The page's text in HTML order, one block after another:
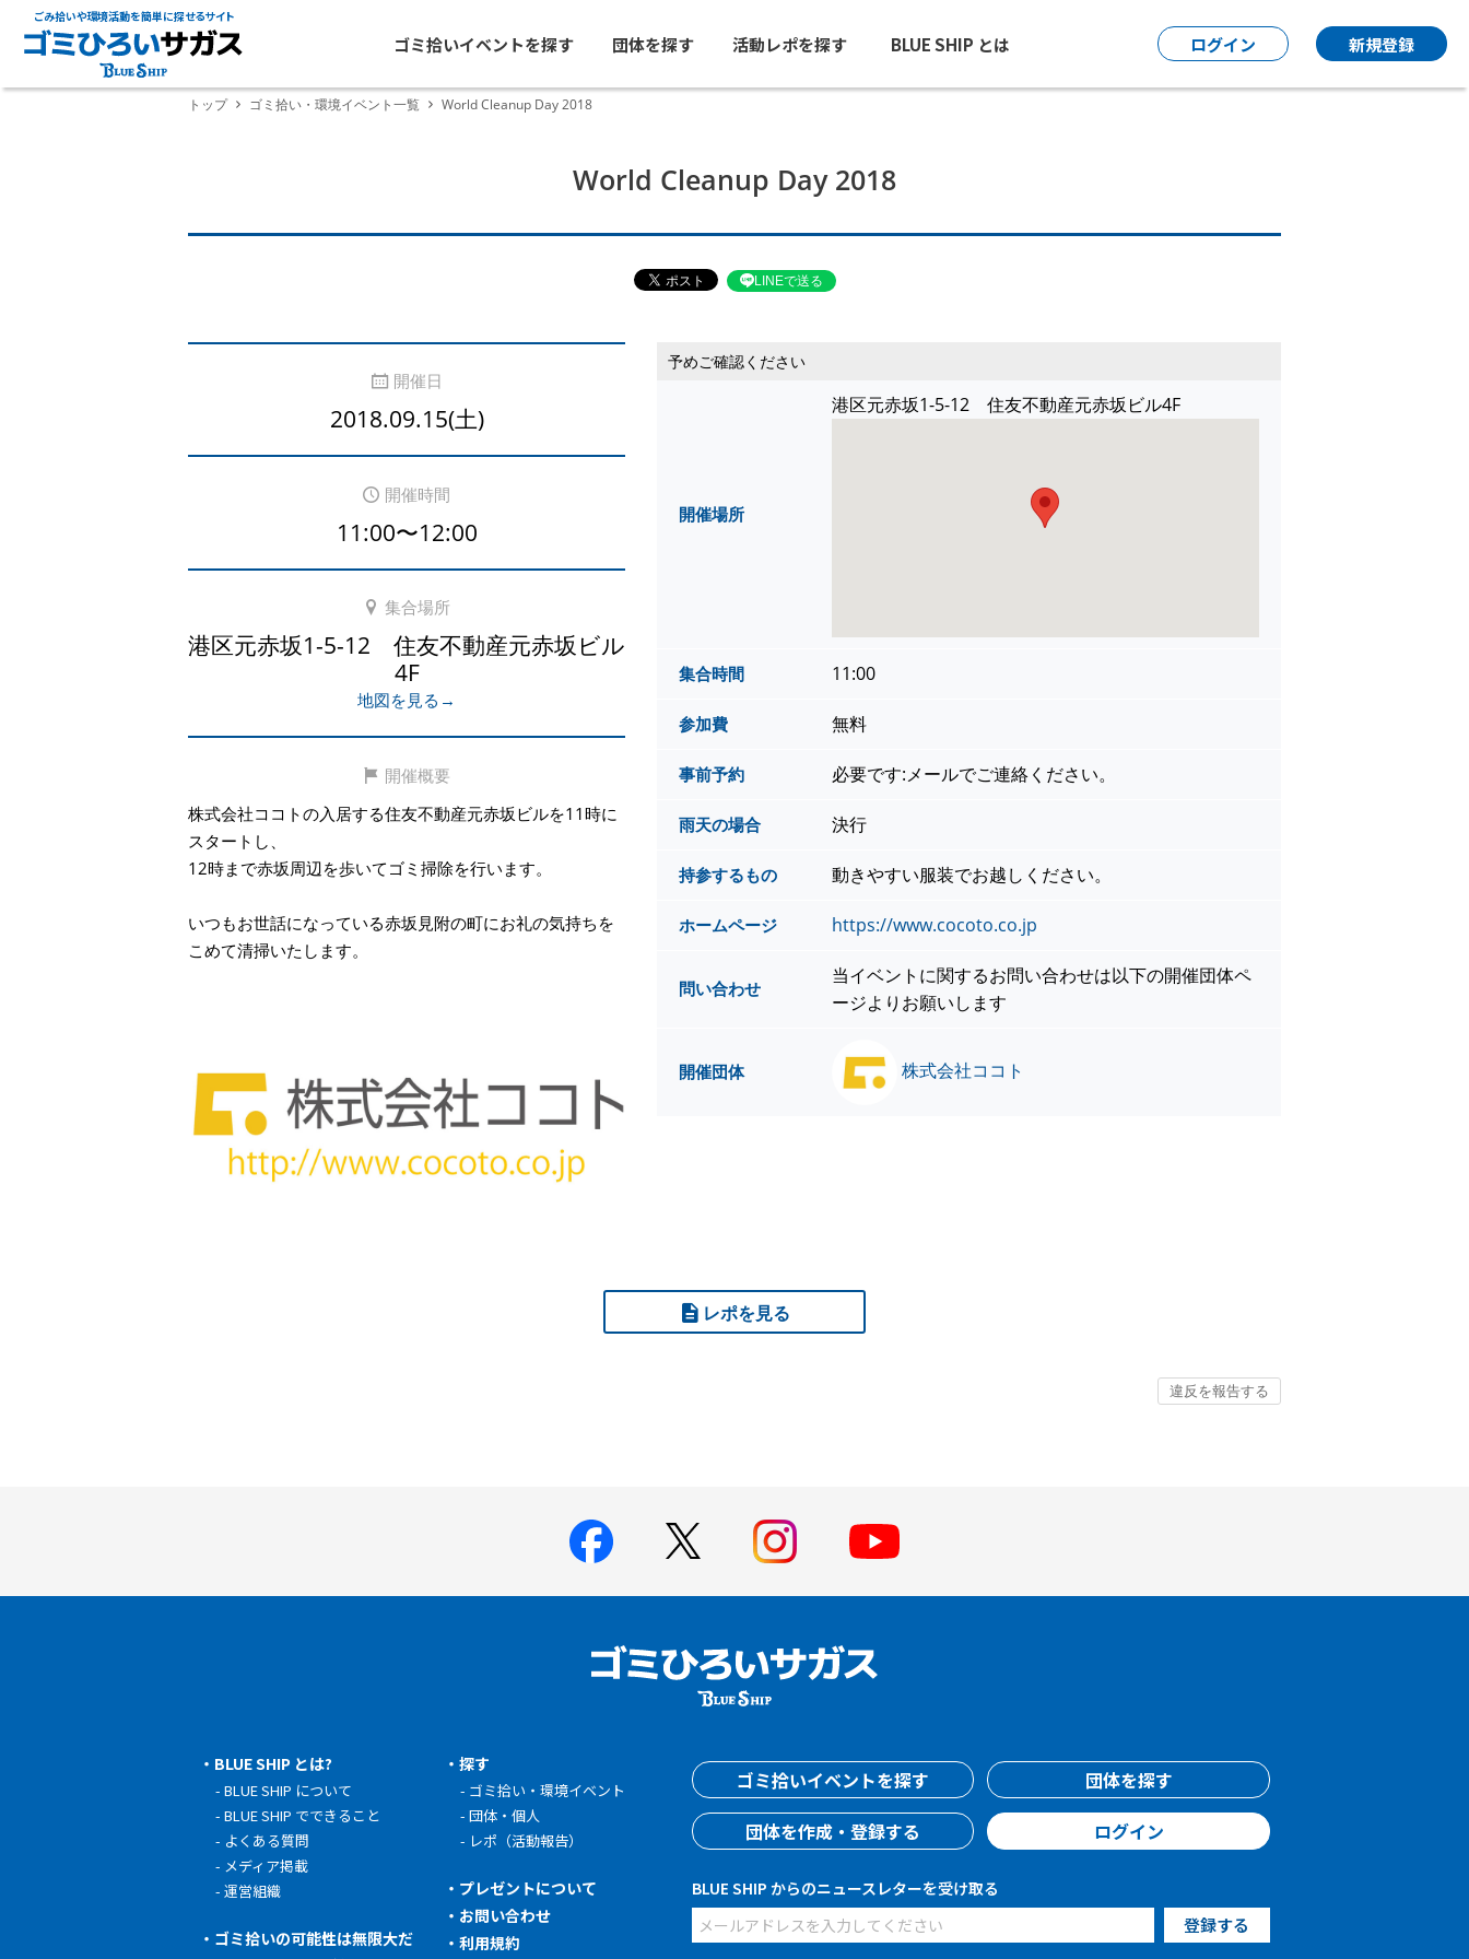
ごみ拾いや環境活動を簡単に探せるサイト
ゴミ拾いイベントを探す 団体を探す 活動レポを探す BLUE SHIP とは ログイン 新規登録
トップ ゴミ拾い・環境イベント一覧 World Cleanup Day 2018
World Cleanup Day 2018
LINEで送る
開催日
2018.09.15(土)
開催時間
11:00〜12:00
集合場所
港区元赤坂1-5-12 住友不動産元赤坂ビル
4F
地図を見る→
開催概要
株式会社ココトの入居する住友不動産元赤坂ビルを11時に
スタートし、
12時まで赤坂周辺を歩いてゴミ掃除を行います。
いつもお世話になっている赤坂見附の町にお礼の気持ちを
こめて清掃いたします。
予めご確認ください
開催場所
港区元赤坂1-5-12 住友不動産元赤坂ビル4F
集合時間 11:00
参加費 無料
事前予約 必要です:メールでご連絡ください。
雨天の場合 決行
持参するもの 動きやすい服装でお越しください。
ホームページ https://www.cocoto.co.jp
問い合わせ
当イベントに関するお問い合わせは以下の開催団体ペ
ージよりお願いします
開催団体 株式会社ココト
レポを見る
BLUE SHIP とは?
BLUE SHIP について
BLUE SHIP でできること
よくある質問
メディア掲載
運営組織
ゴミ拾いの可能性は無限大だ
探す
ゴミ拾い・環境イベント
団体・個人
レポ（活動報告）
プレゼントについて
お問い合わせ
利用規約
ゴミ拾いイベントを探す
団体を探す
団体を作成・登録する
ログイン
BLUE SHIP からのニュースレターを受け取る